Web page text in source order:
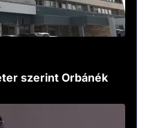
szerint Orbánék